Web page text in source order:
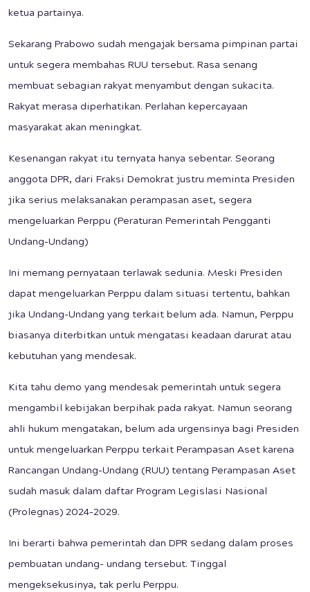
ketua partainya.
Sekarang Prabowo sudah mengajak bersama pimpinan partai
untuk segera membahas RUU tersebut. Rasa senang
membuat sebagian rakyat menyambut dengan sukacita.
Rakyat merasa diperhatikan. Perlahan kepercayaan
masyarakat akan meningkat.
Kesenangan rakyat itu ternyata hanya sebentar. Seorang
anggota DPR, dari Fraksi Demokrat justru meminta Presiden
jika serius melaksanakan perampasan aset, segera
mengeluarkan Perppu (Peraturan Pemerintah Pengganti
Undang-Undang)
Ini memang pernyataan terlawak sedunia. Meski Presiden
dapat mengeluarkan Perppu dalam situasi tertentu, bahkan
jika Undang-Undang yang terkait belum ada. Namun, Perppu
biasanya diterbitkan untuk mengatasi keadaan darurat atau
kebutuhan yang mendesak.
Kita tahu demo yang mendesak pemerintah untuk segera
mengambil kebijakan berpihak pada rakyat. Namun seorang
ahli hukum mengatakan, belum ada urgensinya bagi Presiden
untuk mengeluarkan Perppu terkait Perampasan Aset karena
Rancangan Undang-Undang (RUU) tentang Perampasan Aset
sudah masuk dalam daftar Program Legislasi Nasional
(Prolegnas) 2024–2029.
Ini berarti bahwa pemerintah dan DPR sedang dalam proses
pembuatan undang- undang tersebut. Tinggal
mengeksekusinya, tak perlu Perppu.